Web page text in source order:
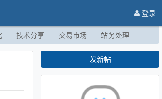
登录
技术分享 交易市场 站务处理
发新帖